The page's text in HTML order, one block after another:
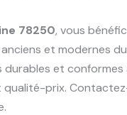
78250, vous
et modernes
durables et conformes
prix.